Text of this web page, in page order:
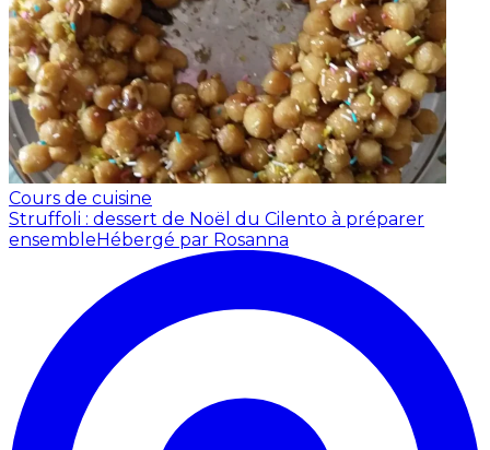
Cours de cuisine
Struffoli : dessert de Noël du Cilento à préparer
ensembleHébergé par Rosanna